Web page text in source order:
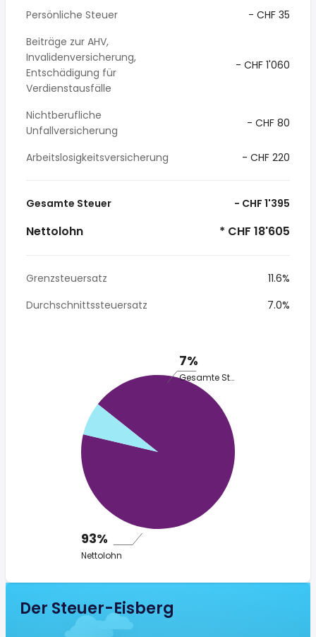
Persönliche Steuer
- CHF 35
Beiträge zur AHV,
Invalidenversicherung,
Entschädigung für
Verdienstausfälle
- CHF 1'060
Nichtberufliche
Unfallversicherung
- CHF 80
Arbeitslosigkeitsversicherung - CHF 220
Gesamte Steuer - CHF 1'395
Nettolohn * CHF 18'605
Grenzsteuersatz
11.6%
Durchschnittssteuersatz
7.0%
7%
Gesamte Steuer
93%
Nettolohn
Der Steuer-Eisberg